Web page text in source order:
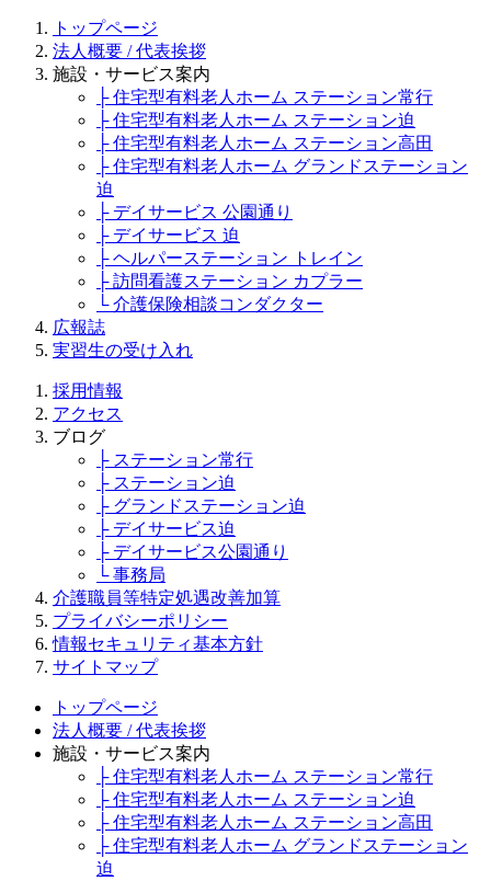
トップページ
法人概要 / 代表挨拶
施設・サービス案内
├ 住宅型有料老人ホーム ステーション常行
├ 住宅型有料老人ホーム ステーション迫
├ 住宅型有料老人ホーム ステーション高田
├ 住宅型有料老人ホーム グランドステーション
迫
├ デイサービス 公園通り
├ デイサービス 迫
├ ヘルパーステーション トレイン
├ 訪問看護ステーション カプラー
└ 介護保険相談コンダクター
広報誌
実習生の受け入れ
採用情報
アクセス
ブログ
├ ステーション常行
├ ステーション迫
├ グランドステーション迫
├ デイサービス迫
├ デイサービス公園通り
└ 事務局
介護職員等特定処遇改善加算
プライバシーポリシー
情報セキュリティ基本方針
サイトマップ
トップページ
法人概要 / 代表挨拶
施設・サービス案内
├ 住宅型有料老人ホーム ステーション常行
├ 住宅型有料老人ホーム ステーション迫
├ 住宅型有料老人ホーム ステーション高田
├ 住宅型有料老人ホーム グランドステーション
迫